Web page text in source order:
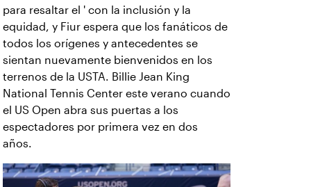
para resaltar el ' con la inclusión y la
equidad, y Fiur espera que los fanáticos de
todos los orígenes y antecedentes se
sientan nuevamente bienvenidos en los
terrenos de la USTA. Billie Jean King
National Tennis Center este verano cuando
el US Open abra sus puertas a los
espectadores por primera vez en dos
años.